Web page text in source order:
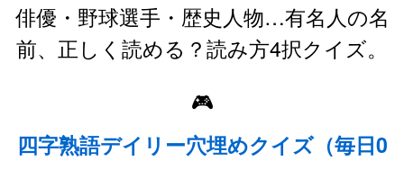
俳優・野球選手・歴史人物…有名人の名
前、正しく読める？読み方4択クイズ。
🎮
四字熟語デイリー穴埋めクイズ（毎日0